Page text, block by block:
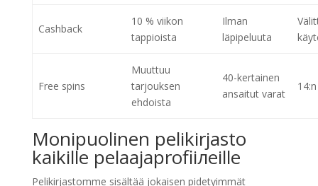
Cashback
10 % viikon
tappioista
Ilman
läpipeluuta
Free spins
Muuttuu
tarjouksen
ehdoista
40-kertainen
ansaitut varat
Monipuolinen pelikirjasto
kaikille pelaajaprofiiлeille
Pelikirjastomme sisältää jokaisen pidetyimmät